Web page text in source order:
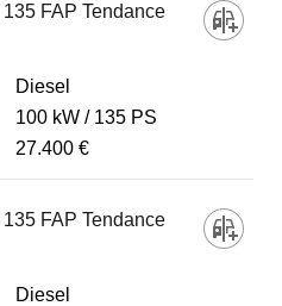
FAP Tendance
Diesel
100 kW
135 PS
27.400 €
FAP Tendance
Diesel